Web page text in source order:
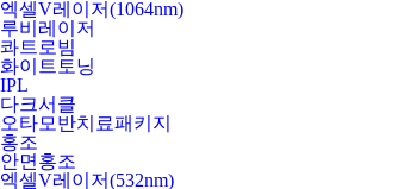
엑셀V레이저(1064nm)
루비레이저
콰트로빔
화이트토닝
IPL
다크서클
오타모반치료패키지
홍조
안면홍조
엑셀V레이저(532nm)